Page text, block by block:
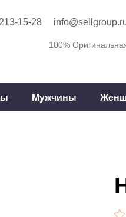
15-28
100%
Мужчины